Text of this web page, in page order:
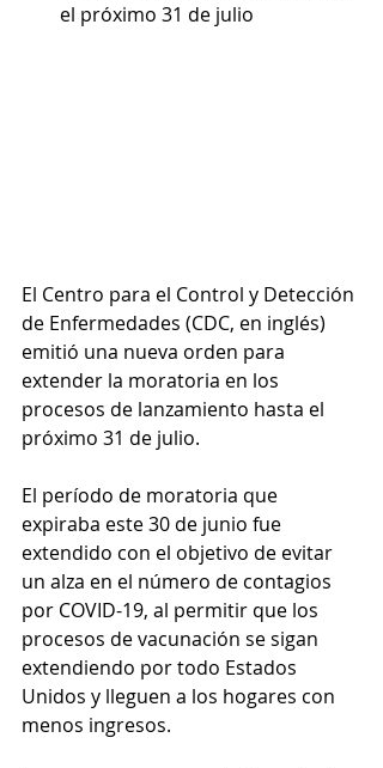
el próximo 31 de julio
El Centro para el Control y Detección
de Enfermedades (CDC, en inglés)
emitió una nueva orden para
extender la moratoria en los
procesos de lanzamiento hasta el
próximo 31 de julio.
El período de moratoria que
expiraba este 30 de junio fue
extendido con el objetivo de evitar
un alza en el número de contagios
por COVID-19, al permitir que los
procesos de vacunación se sigan
extendiendo por todo Estados
Unidos y lleguen a los hogares con
menos ingresos.